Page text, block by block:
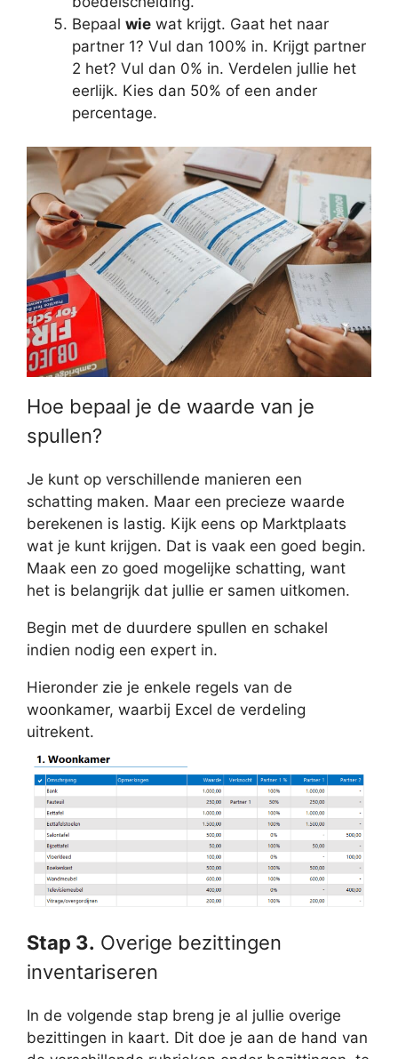
Bepaal wie wat krijgt. Gaat het naar
partner 1? Vul dan 100% in. Krijgt partner
2 het? Vul dan 0% in. Verdelen jullie het
eerlijk. Kies dan 50% of een ander
percentage.
Hoe bepaal je de waarde van je
spullen?
Je kunt op verschillende manieren een
schatting maken. Maar een precieze waarde
berekenen is lastig. Kijk eens op Marktplaats
wat je kunt krijgen. Dat is vaak een goed begin.
Maak een zo goed mogelijke schatting, want
het is belangrijk dat jullie er samen uitkomen.
Begin met de duurdere spullen en schakel
indien nodig een expert in.
Hieronder zie je enkele regels van de
woonkamer, waarbij Excel de verdeling
uitrekent.
Stap 3. Overige bezittingen
inventariseren
In de volgende stap breng je al jullie overige
bezittingen in kaart. Dit doe je aan de hand van